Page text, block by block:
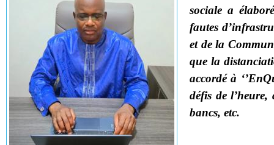
sociale a
fautes
et de la
que la
accordé à
défis de l’heure,
bancs, etc.